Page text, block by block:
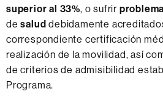
superior al 33%, o sufrir
desalud debidamente
correspondiente certificación
realización de la movilidad, así
de criterios de admisibilidad
Programa.